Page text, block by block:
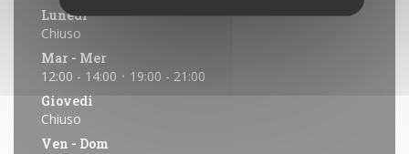
Lunedi
Chiuso
Mar - Mer
12:00 - 14:00 • 19:00 - 21:00
Giovedi
Chiuso
Ven - Dom